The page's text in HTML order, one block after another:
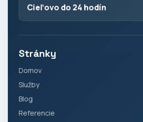
Cieľovo do 24 hodín
Stránky
Domov
Služby
Blog
Referencie